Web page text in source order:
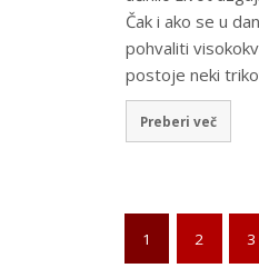
Čak i ako se u
pohvaliti
postoje neki
Preberi več
1 2 3